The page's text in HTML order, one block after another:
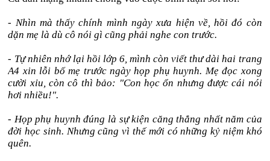
- Nhìn mà thấy chính mình ngày xưa hiện về, hồi đó còn
dặn mẹ là dù cô nói gì cũng phải nghe con trước.
- Tự nhiên nhớ lại hồi lớp 6, mình còn viết thư dài hai trang
A4 xin lỗi bố mẹ trước ngày họp phụ huynh. Mẹ đọc xong
cười xỉu, còn cô thì bảo: "Con học ổn nhưng được cái nói
hơi nhiều!".
- Họp phụ huynh đúng là sự kiện căng thẳng nhất năm của
đời học sinh. Nhưng cũng vì thế mới có những kỷ niệm khó
quên.